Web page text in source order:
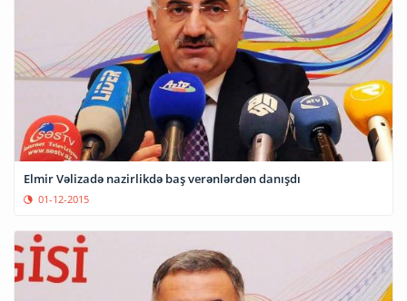
Elmir Vəlizadə nazirlikdə baş verənlərdən danışdı
01-12-2015